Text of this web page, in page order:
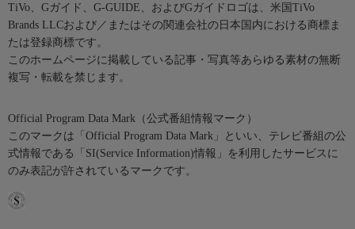
TiVo、Gガイド、G-GUIDE、およびGガイドロゴは、米国TiVo
Brands LLCおよび／またはその関連会社の日本国内における商標ま
たは登録商標です。
このホームページに掲載している記事・写真等あらゆる素材の無断
複写・転載を禁じます。
Official Program Data Mark（公式番組情報マーク）
このマークは「Official Program Data Mark」といい、テレビ番組の公
式情報である「SI(Service Information)情報」を利用したサービスに
のみ表記が許されているマークです。